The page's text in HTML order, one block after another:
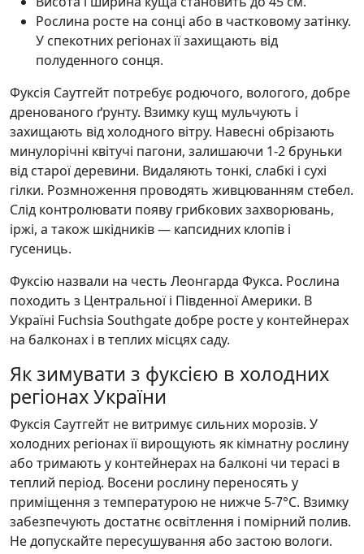
Рослина росте на сонці або в частковому затінку.
У спекотних регіонах її захищають від
полуденного сонця.
Фуксія Саутгейт потребує родючого, вологого, добре
дренованого ґрунту. Взимку кущ мульчують і
захищають від холодного вітру. Навесні обрізають
минулорічні квітучі пагони, залишаючи 1-2 бруньки
від старої деревини. Видаляють тонкі, слабкі і сухі
гілки. Розмноження проводять живцюванням стебел.
Слід контролювати появу грибкових захворювань,
іржі, а також шкідників — капсидних клопів і
гусениць.
Фуксію назвали на честь Леонгарда Фукса. Рослина
походить з Центральної і Південної Америки. В
Україні Fuchsia Southgate добре росте у контейнерах
на балконах і в теплих місцях саду.
Як зимувати з фуксією в холодних
регіонах України
Фуксія Саутгейт не витримує сильних морозів. У
холодних регіонах її вирощують як кімнатну рослину
або тримають у контейнерах на балконі чи терасі в
теплий період. Восени рослину переносять у
приміщення з температурою не нижче 5-7°C. Взимку
забезпечують достатнє освітлення і помірний полив.
Не допускайте пересушування або застою вологи.